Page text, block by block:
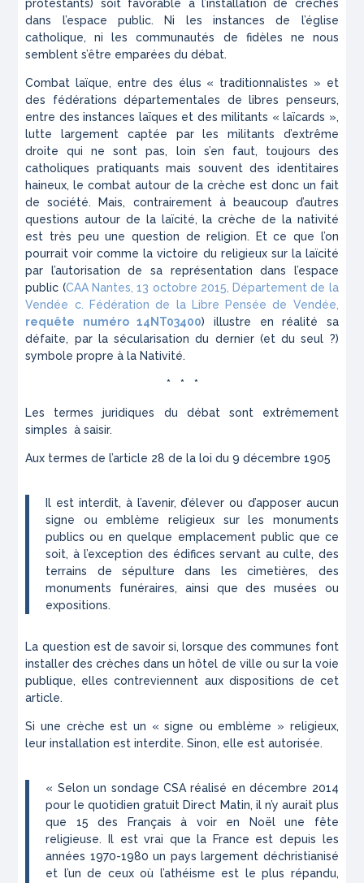
protestants) soit favorable à l’installation de crèches
dans l’espace public. Ni les instances de l’église
catholique, ni les communautés de fidèles ne nous
semblent s’être emparées du débat.
Combat laïque, entre des élus « traditionnalistes » et
des fédérations départementales de libres penseurs,
entre des instances laïques et des militants « laïcards »,
lutte largement captée par les militants d’extrême
droite qui ne sont pas, loin s’en faut, toujours des
catholiques pratiquants mais souvent des identitaires
haineux, le combat autour de la crèche est donc un fait
de société. Mais, contrairement à beaucoup d’autres
questions autour de la laïcité, la crèche de la nativité
est très peu une question de religion. Et ce que l’on
pourrait voir comme la victoire du religieux sur la laïcité
par l’autorisation de sa représentation dans l’espace
public (CAA Nantes, 13 octobre 2015, Département de la
Vendée c. Fédération de la Libre Pensée de Vendée,
requête numéro 14NT03400) illustre en réalité sa
défaite, par la sécularisation du dernier (et du seul ?)
symbole propre à la Nativité.
* * *
Les termes juridiques du débat sont extrêmement
simples à saisir.
Aux termes de l’article 28 de la loi du 9 décembre 1905
Il est interdit, à l’avenir, d’élever ou d’apposer aucun
signe ou emblème religieux sur les monuments
publics ou en quelque emplacement public que ce
soit, à l’exception des édifices servant au culte, des
terrains de sépulture dans les cimetières, des
monuments funéraires, ainsi que des musées ou
expositions.
La question est de savoir si, lorsque des communes font
installer des crèches dans un hôtel de ville ou sur la voie
publique, elles contreviennent aux dispositions de cet
article.
Si une crèche est un « signe ou emblème » religieux,
leur installation est interdite. Sinon, elle est autorisée.
« Selon un sondage CSA réalisé en décembre 2014
pour le quotidien gratuit Direct Matin, il n’y aurait plus
que 15 des Français à voir en Noël une fête
religieuse. Il est vrai que la France est depuis les
années 1970-1980 un pays largement déchristianisé
et l’un de ceux où l’athéisme est le plus répandu,